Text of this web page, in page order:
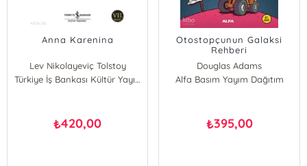
Anna Karenina
Lev Nikolayeviç Tolstoy
Türkiye İş Bankası Kültür Yayınları
₺420,00
Otostopçunun Galaksi
Rehberi
Douglas Adams
Alfa Basım Yayım Dağıtım
₺395,00